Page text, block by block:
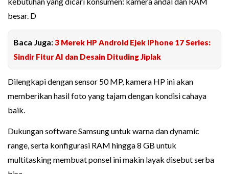
besar. D
Baca Juga:3 Merek HP Android Ejek iPhone 17 Series:
Sindir Fitur AI dan Desain Dituding Jiplak
Dilengkapi dengan sensor 50 MP, kamera HP ini akan
memberikan hasil foto yang tajam dengan kondisi cahaya
baik.
Dukungan software Samsung untuk warna dan dynamic
range, serta konfigurasi RAM hingga 8 GB untuk
multitasking membuat ponsel ini makin layak disebut serba